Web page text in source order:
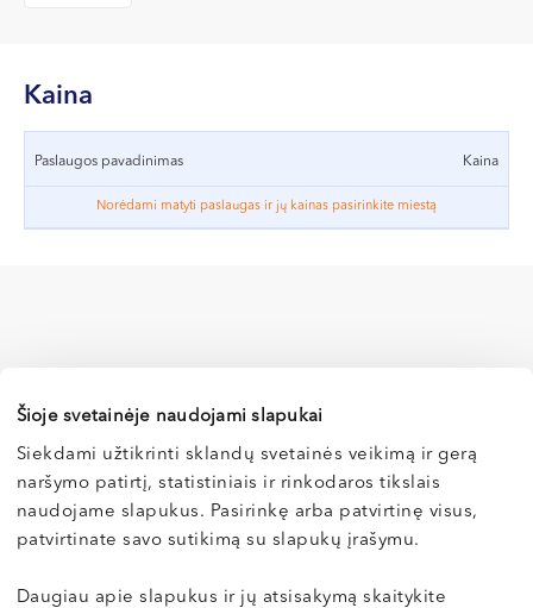
Šioje svetainėje naudojami slapukai
Siekdami užtikrinti sklandų svetainės veikimą ir gerą
naršymo patirtį, statistiniais ir rinkodaros tikslais
naudojame slapukus. Pasirinkę arba patvirtinę visus,
patvirtinate savo sutikimą su slapukų įrašymu.
Daugiau apie slapukus ir jų atsisakymą skaitykite
VII --
I-V 08:00 - 20:00
VI, VII --
Naujoji Uosto g. 9
Darbo laikas:
I-V 08:00 - 20:00
VI, VII --
Kaina
Paslaugos pavadinimas Kaina
Norėdami matyti paslaugas ir jų kainas pasirinkite miestą
Vilnius
Kaunas